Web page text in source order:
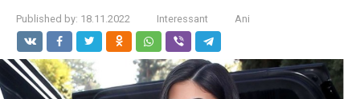
Published by: 18.11.2022 Interessant Ani